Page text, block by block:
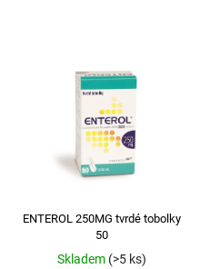
ENTEROL 250MG tvrdé tobolky
50
Skladem (>5 ks)